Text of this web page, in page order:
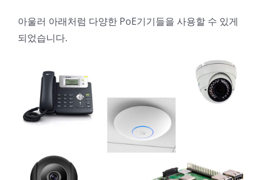
아울러 아래처럼 다양한 PoE기기들을 사용할 수 있게
되었습니다.